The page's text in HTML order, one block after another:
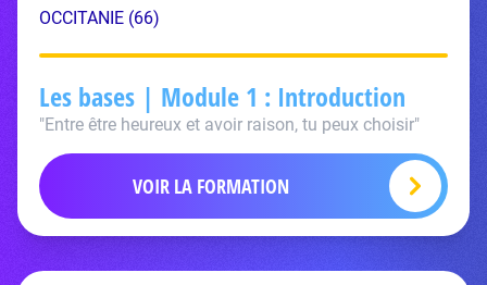
OCCITANIE (66)
Les bases | Module 1 : Introduction
"Entre être heureux et avoir raison, tu peux choisir"
VOIR LA FORMATION